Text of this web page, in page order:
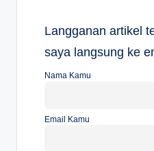
Langganan artikel
saya langsung ke
Nama Kamu
Email Kamu